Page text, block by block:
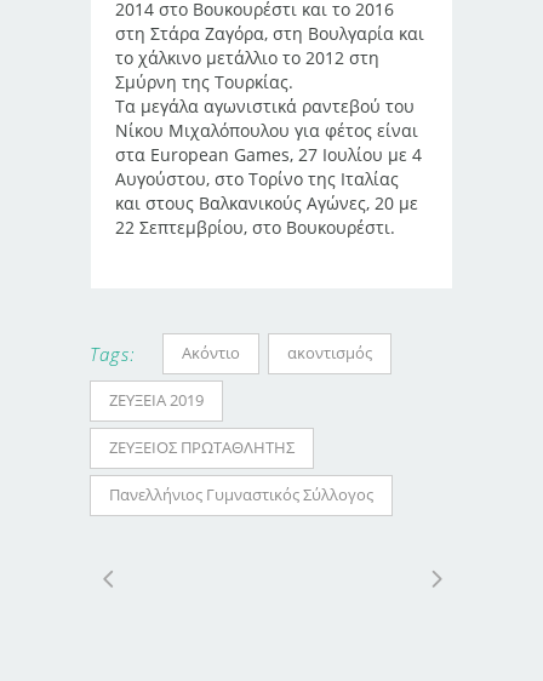
2014 στο Βουκουρέστι και το 2016
στη Στάρα Ζαγόρα, στη Βουλγαρία και
το χάλκινο μετάλλιο το 2012 στη
Σμύρνη της Τουρκίας.
Τα μεγάλα αγωνιστικά ραντεβού του
Νίκου Μιχαλόπουλου για φέτος είναι
στα European Games, 27 Ιουλίου με 4
Αυγούστου, στο Τορίνο της Ιταλίας
και στους Βαλκανικούς Αγώνες, 20 με
22 Σεπτεμβρίου, στο Βουκουρέστι.
Tags: Ακόντιο ακοντισμός
ΖΕΥΞΕΙΑ 2019
ΖΕΥΞΕΙΟΣ ΠΡΩΤΑΘΛΗΤΗΣ
Πανελλήνιος Γυμναστικός Σύλλογος